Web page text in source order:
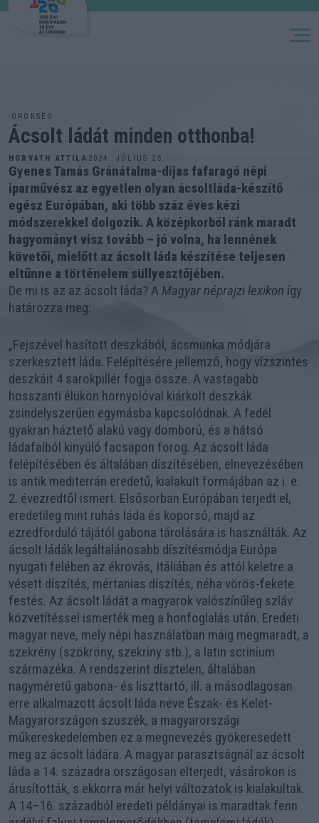
ÖRÖKSÉG
Ácsolt ládát minden otthonba!
HORVÁTH ATTILA 2024. JÚLIUS 25.
Gyenes Tamás Gránátalma-díjas fafaragó népi
iparművész az egyetlen olyan ácsoltláda-készítő
egész Európában, aki több száz éves kézi
módszerekkel dolgozik. A középkorból ránk maradt
hagyományt visz tovább – jó volna, ha lennének
követői, mielőtt az ácsolt láda készítése teljesen
eltűnne a történelem süllyesztőjében.
De mi is az az ácsolt láda? A Magyar néprajzi lexikon így
határozza meg:
„Fejszével hasított deszkából, ácsmunka módjára
szerkesztett láda. Felépítésére jellemző, hogy vízszintes
deszkáit 4 sarokpillér fogja össze. A vastagabb
hosszanti élükön hornyolóval kiárkolt deszkák
zsindelyszerűen egymásba kapcsolódnak. A fedél
gyakran háztető alakú vagy domború, és a hátsó
ládafalból kinyúló facsapon forog. Az ácsolt láda
felépítésében és általában díszítésében, elnevezésében
is antik mediterrán eredetű, kialakult formájában az i. e.
2. évezredtől ismert. Elsősorban Európában terjedt el,
eredetileg mint ruhás láda és koporsó, majd az
ezredforduló tájától gabona tárolására is használták. Az
ácsolt ládák legáltalánosabb díszítésmódja Európa
nyugati felében az ékrovás, Itáliában és attól keletre a
vésett díszítés, mértanias díszítés, néha vörös-fekete
festés. Az ácsolt ládát a magyarok valószínűleg szláv
közvetítéssel ismerték meg a honfoglalás után. Eredeti
magyar neve, mely népi használatban máig megmaradt, a
szekrény (szökröny, szekriny stb.), a latin scrinium
származéka. A rendszerint dísztelen, általában
nagyméretű gabona- és liszttartó, ill. a másodlagosan
erre alkalmazott ácsolt láda neve Észak- és Kelet-
Magyarországon szuszék, a magyarországi
műkereskedelemben ez a megnevezés gyökeresedett
meg az ácsolt ládára. A magyar parasztságnál az ácsolt
láda a 14. századra országosan elterjedt, vásárokon is
árusították, s ekkorra már helyi változatok is kialakultak.
A 14–16. századból eredeti példányai is maradtak fenn